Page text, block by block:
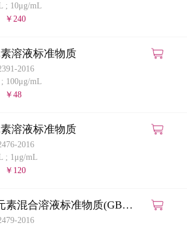
; 10μg/mL
￥240
溶液标准物质
2016
; 100μg/mL
￥48
溶液标准物质
2016
; 1μg/mL
￥120
素混合溶液标准物质(GB
2025)(ICP-MS法)
2016